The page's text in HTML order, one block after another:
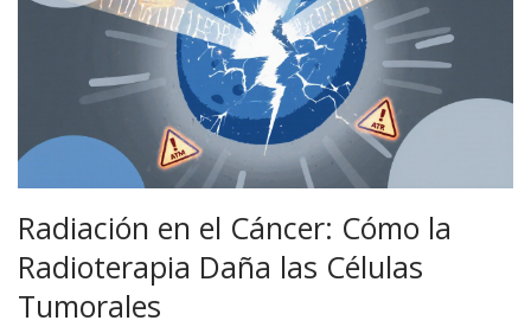
Radiación en el Cáncer: Cómo la
Radioterapia Daña las Células
Tumorales